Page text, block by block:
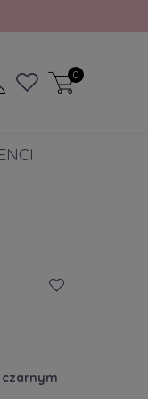
0
czarnym